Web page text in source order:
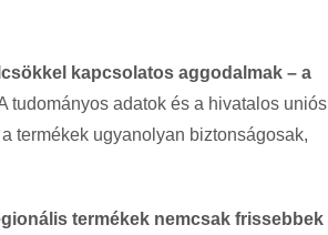
kapcsolatos aggodalmak – a
tudományos adatok és a hivatalos uniós
termékek ugyanolyan biztonságosak,
termékek nemcsak frissebbek